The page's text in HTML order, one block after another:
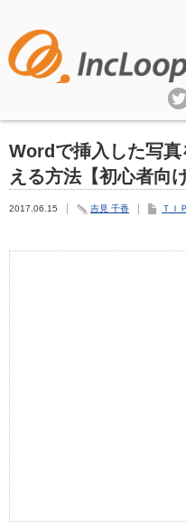
Wordで挿入した写
える方法【初心者向
2017.06.15 吉見 千香 ＴＩ